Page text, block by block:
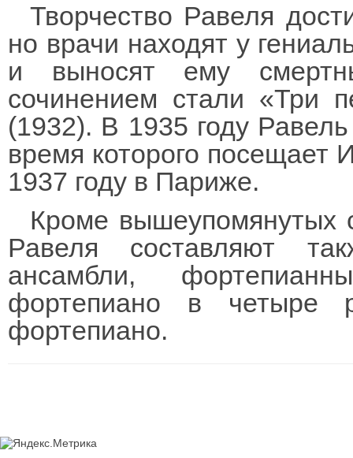
Творчество Равеля
но врачи находят у
и выносят ему
сочинением стали «Три
(1932). В 1935 году
время которого посещает
1937 году в Париже.
Кроме вышеупомянутых
Равеля составляют
ансамбли,
фортепиано в
фортепиано.